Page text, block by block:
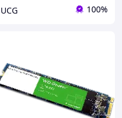
UCG 100%